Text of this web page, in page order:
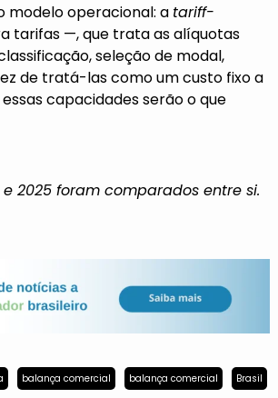
modelo operacional: a tariff-
tarifas —, que trata as alíquotas
seleção de modal,
de tratá-las como um custo fixo a
capacidades serão o que
2025 foram comparados entre si.
balança comercial balança comercial Brasil